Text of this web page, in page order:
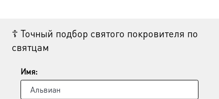
можно
товара.
☦ Точный подбор святого покровителя по
святцам
Имя: